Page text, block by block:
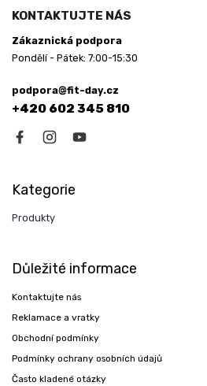
KONTAKTUJTE NÁS
Zákaznická podpora
Pondělí - Pátek: 7:00-15:30
podpora@fit-day.cz
+420 602 345 810
Kategorie
Produkty
Důležité informace
Kontaktujte nás
Reklamace a vratky
Obchodní podmínky
Podmínky ochrany osobních údajů
Často kladené otázky